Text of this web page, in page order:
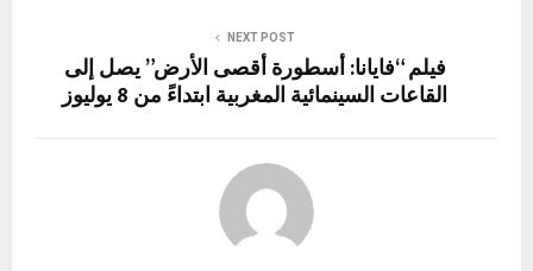
NEXT POST
فيلم “فايانا: أسطورة أقصى الأرض” يصل إلى
القاعات السينمائية المغربية ابتداءً من 8 يوليوز